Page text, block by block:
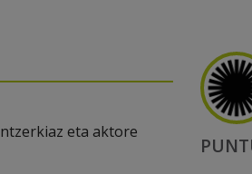
eta aktore